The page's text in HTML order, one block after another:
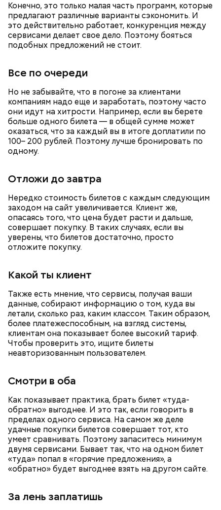
Конечно, это только малая часть программ, которые
предлагают различные варианты сэкономить. И
это действительно работает, конкуренция между
сервисами делает свое дело. Поэтому бояться
подобных предложений не стоит.
Все по очереди
Но не забывайте, что в погоне за клиентами
компаниям надо еще и заработать, поэтому часто
они идут на хитрости. Например, если вы берете
больше одного билета — в общей сумме может
оказаться, что за каждый вы в итоге доплатили по
100– 200 рублей. Поэтому лучше бронировать по
одному.
Отложи до завтра
Нередко стоимость билетов с каждым следующим
заходом на сайт увеличивается. Клиент же,
опасаясь того, что цена будет расти и дальше,
совершает покупку. В таких случаях, если вы
уверены, что билетов достаточно, просто
отложите покупку.
Какой ты клиент
Также есть мнение, что сервисы, получая ваши
данные, собирают информацию о том, куда вы
летали, сколько раз, каким классом. Таким образом,
более платежеспособным, на взгляд системы,
клиентам она показывает более высокий тариф.
Чтобы проверить это, ищите билеты
неавторизованным пользователем.
Смотри в оба
Как показывает практика, брать билет «туда-
обратно» выгоднее. И это так, если говорить в
пределах одного сервиса. На самом же деле
удачные покупки билетов совершает тот, кто
умеет сравнивать. Поэтому запаситесь минимум
двумя сервисами. Бывает так, что на одном билет
«туда» попал в «горячие предложения», а
«обратно» будет выгоднее взять на другом сайте.
За лень заплатишь
лишним весом.
— В дыне содержится много сахара, который
представлен фруктозой. С одной стороны — это
хорошо, потому что дает энергию. Но важно
помнить, что сладкими дынями не нужно сильно
увлекаться, так же как и арбузами, людям с
сахарным диабетом и лишним весом, —
подчеркнула доктор.
выводят токсины из организма
Ранние плоды, по словам врача, лучше не есть:
рака: чем полезен кресс-салат